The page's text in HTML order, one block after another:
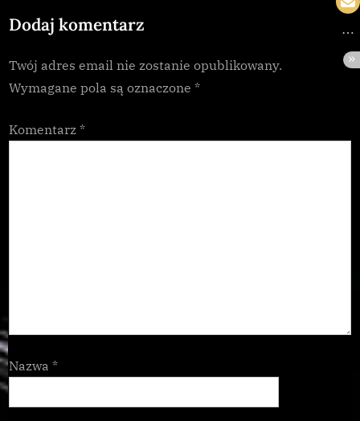
t
Dodaj komentarz
Twój adres email nie zostanie opublikowany.
Wymagane pola są oznaczone *
Komentarz *
Nazwa *